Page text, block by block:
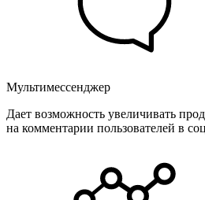
Мультимессенджер
Дает возможность увеличивать
на комментарии пользователей в